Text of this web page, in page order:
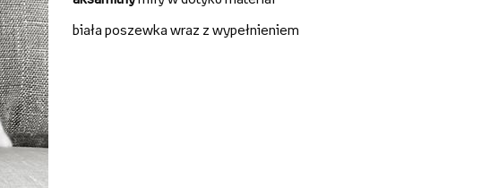
biała poszewka wraz z wypełnieniem